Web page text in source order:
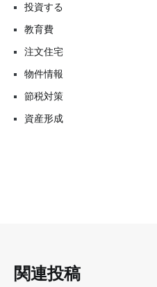
投資する
教育費
注文住宅
物件情報
節税対策
資産形成
関連投稿